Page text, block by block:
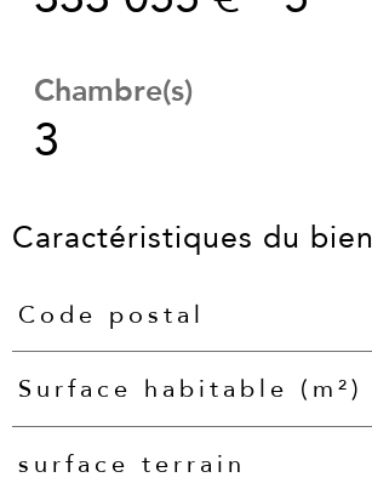
Chambre(s)
3
Caractéristiques du bien
Caractéristiques Valeurs
Code postal
Surface habitable (m²)
surface terrain